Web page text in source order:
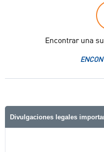
Encontrar una
Divulgaciones legales